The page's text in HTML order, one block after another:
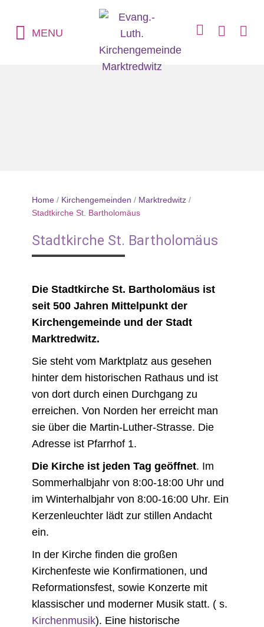
MENU
Home / Kirchengemeinden / Marktredwitz /
Stadtkirche St. Bartholomäus
Stadtkirche St. Bartholomäus
Die Stadtkirche St. Bartholomäus ist
seit 500 Jahren Mittelpunkt der
Kirchengemeinde und der Stadt
Marktredwitz.
Sie steht vom Marktplatz aus gesehen
hinter dem historischen Rathaus und ist
von dort durch einen Durchgang zu
erreichen. Von Norden her erreicht man
sie über die Martin-Luther-Strasse. Die
Adresse ist Pfarrhof 1.
Die Kirche ist jeden Tag geöffnet. Im
Sommerhalbjahr von 8:00-18:00 Uhr und
im Winterhalbjahr von 8:00-16:00 Uhr. Ein
Kerzenleuchter lädt zur stillen Andacht
ein.
In der Kirche finden die großen
Kirchenfeste wie Konfirmationen, und
Reformationsfest, sowie Konzerte mit
klassischer und moderner Musik statt. ( s.
Kirchenmusik). Eine historische